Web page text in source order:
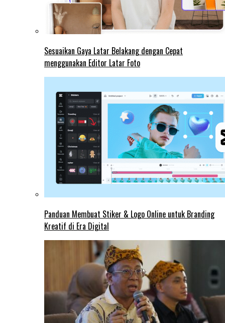
Sesuaikan Gaya Latar Belakang dengan Cepat
menggunakan Editor Latar Foto
Panduan Membuat Stiker & Logo Online untuk Branding
Kreatif di Era Digital